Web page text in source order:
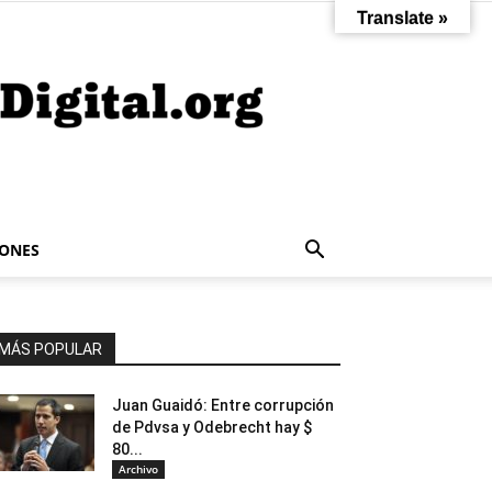
MÁS POPULAR
Juan Guaidó: Entre corrupción
de Pdvsa y Odebrecht hay $
80...
Archivo
Translate »